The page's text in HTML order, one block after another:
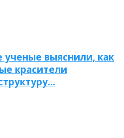
ученые выяснили, как
красители